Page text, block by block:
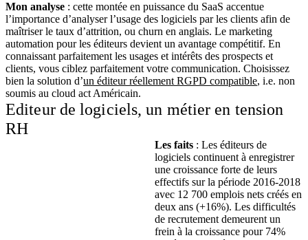
Mon analyse : cette montée en puissance du SaaS accentue
l’importance d’analyser l’usage des logiciels par les clients afin de
maîtriser le taux d’attrition, ou churn en anglais. Le marketing
automation pour les éditeurs devient un avantage compétitif. En
connaissant parfaitement les usages et intérêts des prospects et
clients, vous ciblez parfaitement votre communication. Choisissez
bien la solution d’un éditeur réellement RGPD compatible, i.e. non
soumis au cloud act Américain.
Editeur de logiciels, un métier en tension
RH
Les faits : Les éditeurs de
logiciels continuent à enregistrer
une croissance forte de leurs
effectifs sur la période 2016-2018
avec 12 700 emplois nets créés en
deux ans (+16%). Les difficultés
de recrutement demeurent un
frein à la croissance pour 74%